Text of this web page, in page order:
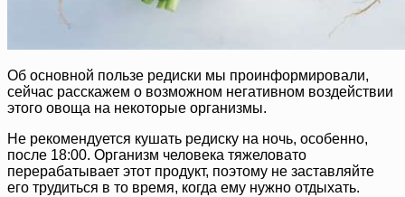
Об основной пользе редиски мы проинформировали,
сейчас расскажем о возможном негативном воздействии
этого овоща на некоторые организмы.
Не рекомендуется кушать редиску на ночь, особенно,
после 18:00. Организм человека тяжеловато
перерабатывает этот продукт, поэтому не заставляйте
его трудиться в то время, когда ему нужно отдыхать.